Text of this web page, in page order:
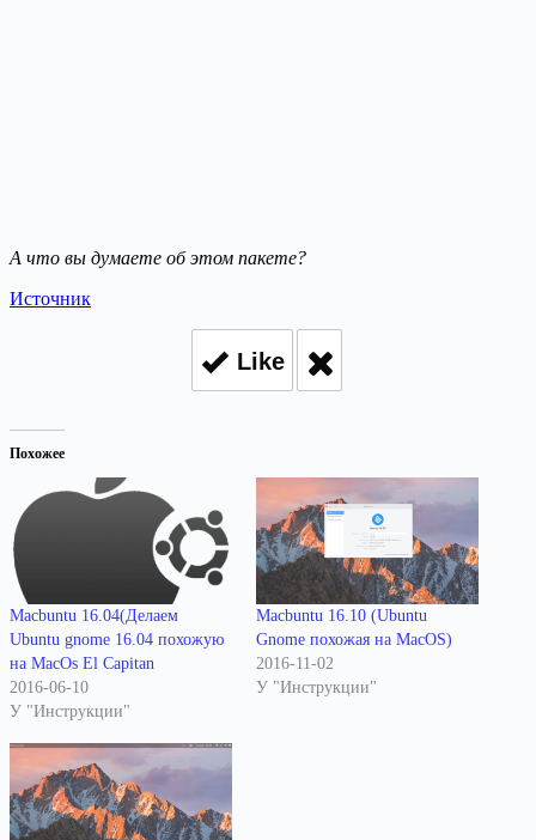
А что вы думаете об этом пакете?
Источник
Like
Похожее
Macbuntu 16.04(Делаем
Ubuntu gnome 16.04 похожую
на MacOs El Capitan
2016-06-10
У "Инструкции"
Macbuntu 16.10 (Ubuntu
Gnome похожая на MacOS)
2016-11-02
У "Инструкции"